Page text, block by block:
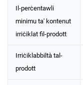
Il-perċentawli
minimu ta' kontenut
irriċiklat fil-prodott
Irriċiklabbiltà tal-
prodott